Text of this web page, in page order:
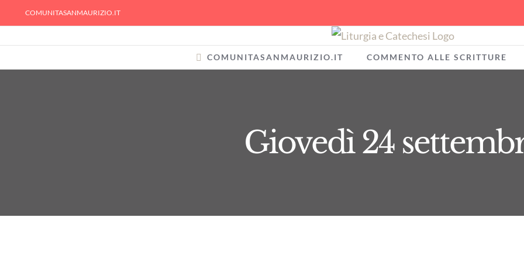
to
content
COMUNITASANMAURIZIO.IT
COMUNITASANMAURIZIO.IT COMMENTO ALLE SCRITTURE
Giovedì 24